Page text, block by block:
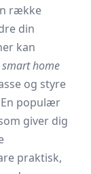
række
din
kan
smart home
og styre
En populær
giver dig
praktisk,